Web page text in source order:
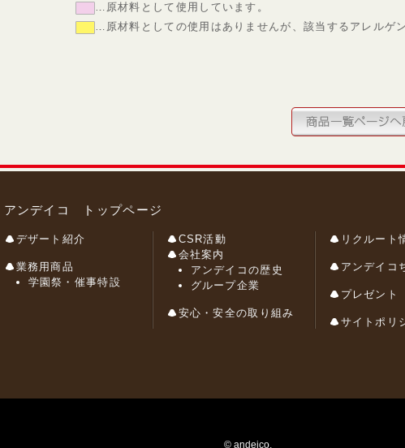
…原材料として使用しています。
…原材料としての使用はありませんが、該当するアレルゲ
アンデイコ トップページ
デザート紹介
業務用商品
学園祭・催事特設
CSR活動
会社案内
アンデイコの歴史
グループ企業
安心・安全の取り組み
リクルート
アンデイコ
プレゼント
サイトポリ
© andeico.